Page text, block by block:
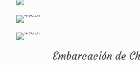
Embarcación de